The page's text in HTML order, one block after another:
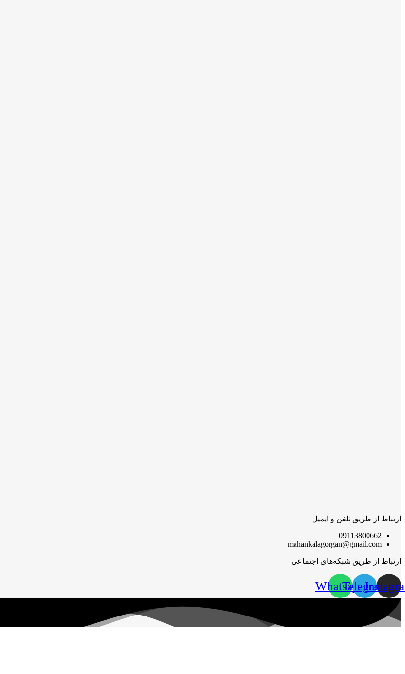
ارتباط از طریق تلفن و ایمیل
09113800662
mahankalagorgan@gmail.com
ارتباط از طریق شبکه‌های اجتماعی
Telegram
Whatsapp